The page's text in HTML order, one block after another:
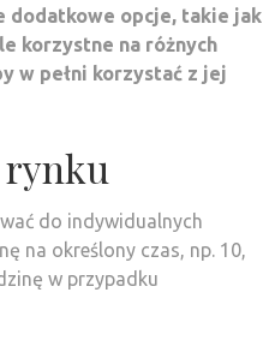
dodatkowe opcje, takie jak
korzystne na różnych
w pełni korzystać z jej
rynku
do indywidualnych
na określony czas, np. 10,
w przypadku